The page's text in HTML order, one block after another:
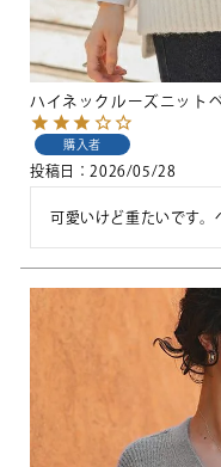
ハイネックルーズニット
購入者
投稿日 2026/05/28
可愛いけど重たいです。